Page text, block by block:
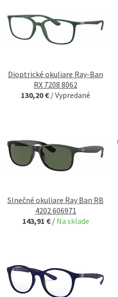
Dioptrické okuliare Ray-Ban
RX 7208 8062
130,20 € /Vypredané
Slnečné okuliare Ray Ban RB
4202 606971
143,91 € / Na sklade